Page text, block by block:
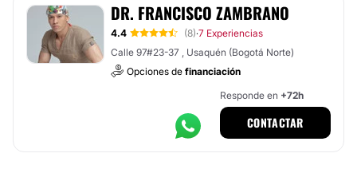
DR. FRANCISCO ZAMBRANO
4.4 (8)·7 Experiencias
Calle 97#23-37 , Usaquén (Bogotá Norte)
Opciones de financiación
Responde en +72h
CONTACTAR